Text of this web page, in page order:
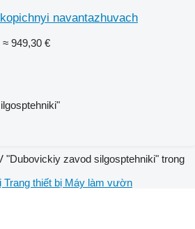
navantazhuvach
≈ 949,30 €
"Dubovickiy zavod silgosptehniki" trong
Trang thiết bị Máy làm vườn